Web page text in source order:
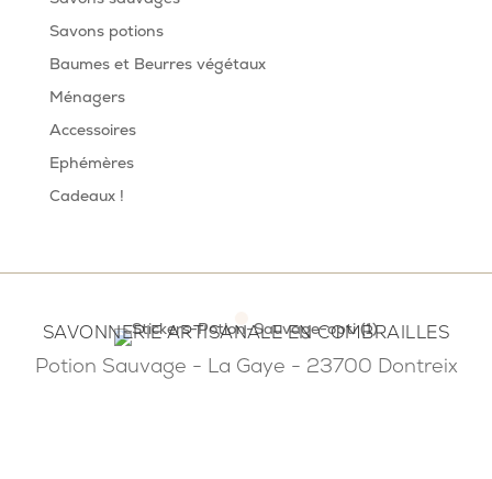
Savons potions
Baumes et Beurres végétaux
Ménagers
Accessoires
Ephémères
Cadeaux !
SAVONNERIE ARTISANALE EN COMBRAILLES
Potion Sauvage - La Gaye - 23700 Dontreix